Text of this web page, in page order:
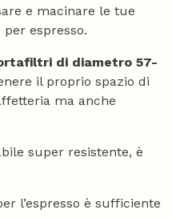
e macinare le tue
espresso.
di diametro 57-
il proprio spazio di
ma anche
super resistente, è
l’espresso è sufficiente